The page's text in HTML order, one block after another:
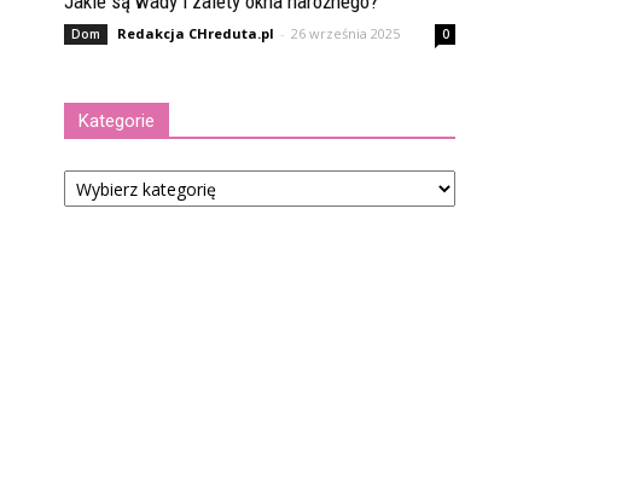
Dom Redakcja CHreduta.pl - 26 września 2025 0
Kategorie
Kategorie